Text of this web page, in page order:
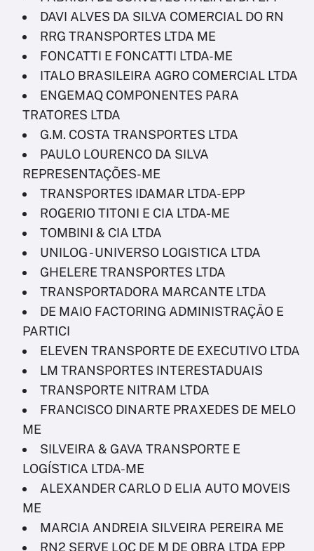
DAVI ALVES DA SILVA COMERCIAL DO RN
RRG TRANSPORTES LTDA ME
FONCATTI E FONCATTI LTDA-ME
ITALO BRASILEIRA AGRO COMERCIAL LTDA
ENGEMAQ COMPONENTES PARA
TRATORES LTDA
G.M. COSTA TRANSPORTES LTDA
PAULO LOURENCO DA SILVA
REPRESENTAÇÕES-ME
TRANSPORTES IDAMAR LTDA-EPP
ROGERIO TITONI E CIA LTDA-ME
TOMBINI & CIA LTDA
UNILOG - UNIVERSO LOGISTICA LTDA
GHELERE TRANSPORTES LTDA
TRANSPORTADORA MARCANTE LTDA
DE MAIO FACTORING ADMINISTRAÇÃO E
PARTICI
ELEVEN TRANSPORTE DE EXECUTIVO LTDA
LM TRANSPORTES INTERESTADUAIS
TRANSPORTE NITRAM LTDA
FRANCISCO DINARTE PRAXEDES DE MELO
ME
SILVEIRA & GAVA TRANSPORTE E
LOGÍSTICA LTDA-ME
ALEXANDER CARLO D ELIA AUTO MOVEIS
ME
MARCIA ANDREIA SILVEIRA PEREIRA ME
RN2 SERVE LOC DE M DE OBRA LTDA EPP